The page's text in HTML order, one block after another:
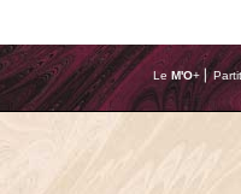
Le M'O+ ⎢